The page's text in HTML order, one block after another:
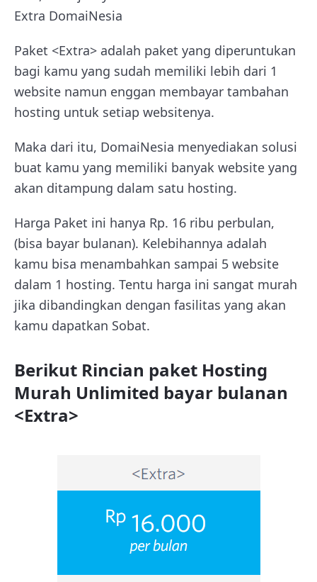
Extra DomaiNesia
Paket <Extra> adalah paket yang diperuntukan
bagi kamu yang sudah memiliki lebih dari 1
website namun enggan membayar tambahan
hosting untuk setiap websitenya.
Maka dari itu, DomaiNesia menyediakan solusi
buat kamu yang memiliki banyak website yang
akan ditampung dalam satu hosting.
Harga Paket ini hanya Rp. 16 ribu perbulan,
(bisa bayar bulanan). Kelebihannya adalah
kamu bisa menambahkan sampai 5 website
dalam 1 hosting. Tentu harga ini sangat murah
jika dibandingkan dengan fasilitas yang akan
kamu dapatkan Sobat.
Berikut Rincian paket Hosting
Murah Unlimited bayar bulanan
<Extra>